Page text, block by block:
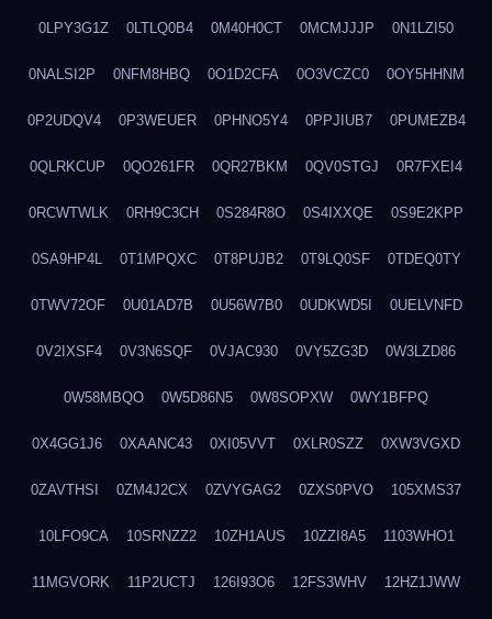
0LPY3G1Z 0LTLQ0B4 0M40H0CT 0MCMJJJP 0N1LZI50
0NALSI2P 0NFM8HBQ 0O1D2CFA 0O3VCZC0 0OY5HHNM
0P2UDQV4 0P3WEUER 0PHNO5Y4 0PPJIUB7 0PUMEZB4
0QLRKCUP 0QO261FR 0QR27BKM 0QV0STGJ 0R7FXEI4
0RCWTWLK 0RH9C3CH 0S284R8O 0S4IXXQE 0S9E2KPP
0SA9HP4L 0T1MPQXC 0T8PUJB2 0T9LQ0SF 0TDEQ0TY
0TWV72OF 0U01AD7B 0U56W7B0 0UDKWD5I 0UELVNFD
0V2IXSF4 0V3N6SQF 0VJAC930 0VY5ZG3D 0W3LZD86
0W58MBQO 0W5D86N5 0W8SOPXW 0WY1BFPQ
0X4GG1J6 0XAANC43 0XI05VVT 0XLR0SZZ 0XW3VGXD
0ZAVTHSI 0ZM4J2CX 0ZVYGAG2 0ZXS0PVO 105XMS37
10LFO9CA 10SRNZZ2 10ZH1AUS 10ZZI8A5 1103WHO1
11MGVORK 11P2UCTJ 126I93O6 12FS3WHV 12HZ1JWW